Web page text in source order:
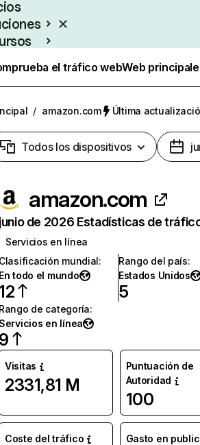
el tráfico webWeb
/ amazon.com Última
Todos los dispositivos
amazon.com
junio de 2026 Estadísticas de
Servicios en línea
Clasificación mundial:
En todo el mundo
12
Rango del país:
Estados Unidos
5
Rango de categoría:
en línea
9
Visitas
2331,81 M
Puntuación de
Autoridad
100
Coste del tráfico Gasto en